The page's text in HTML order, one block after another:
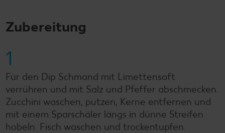
Zubereitung
1
Für den Dip Schmand mit Limettensaft
verrühren und mit Salz und Pfeffer abschmecken.
Zucchini waschen, putzen, Kerne entfernen und
mit einem Sparschäler längs in dünne Streifen
hobeln. Fisch waschen und trockentupfen.